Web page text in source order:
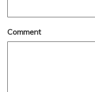
Comment